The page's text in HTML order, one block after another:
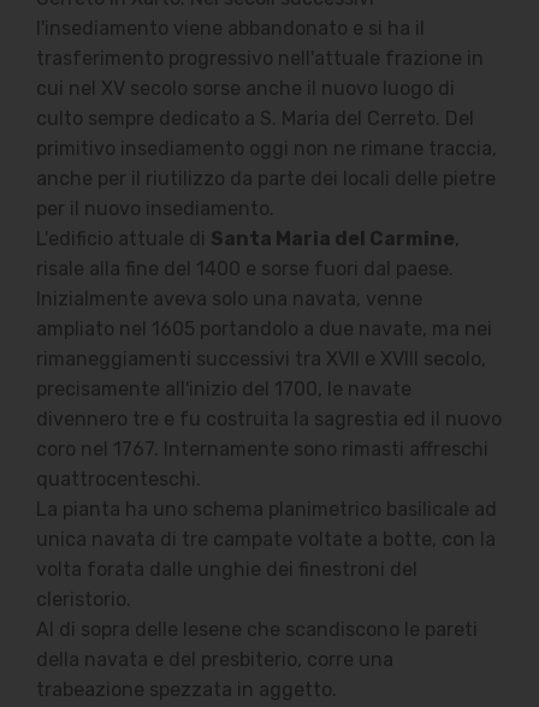
l'insediamento viene abbandonato e si ha il
trasferimento progressivo nell'attuale frazione in
cui nel XV secolo sorse anche il nuovo luogo di
culto sempre dedicato a S. Maria del Cerreto. Del
primitivo insediamento oggi non ne rimane traccia,
anche per il riutilizzo da parte dei locali delle pietre
per il nuovo insediamento.
L'edificio attuale di Santa Maria del Carmine,
risale alla fine del 1400 e sorse fuori dal paese.
Inizialmente aveva solo una navata, venne
ampliato nel 1605 portandolo a due navate, ma nei
rimaneggiamenti successivi tra XVII e XVIII secolo,
precisamente all'inizio del 1700, le navate
divennero tre e fu costruita la sagrestia ed il nuovo
coro nel 1767. Internamente sono rimasti affreschi
quattrocenteschi.
La pianta ha uno schema planimetrico basilicale ad
unica navata di tre campate voltate a botte, con la
volta forata dalle unghie dei finestroni del
cleristorio.
Al di sopra delle lesene che scandiscono le pareti
della navata e del presbiterio, corre una
trabeazione spezzata in aggetto.